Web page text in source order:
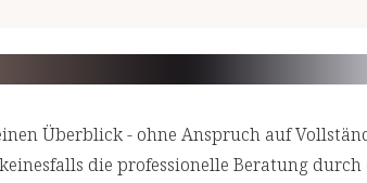
Überblick - ohne Anspruch auf
die professionelle Beratung